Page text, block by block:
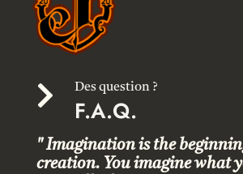
 Des question ?
F.A.Q.
" Imagination is the
creation. You imagine what